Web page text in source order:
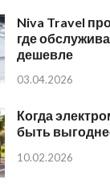
Niva Travel
где
дешевле
03.04.2026
Когда
быть
10.02.2026